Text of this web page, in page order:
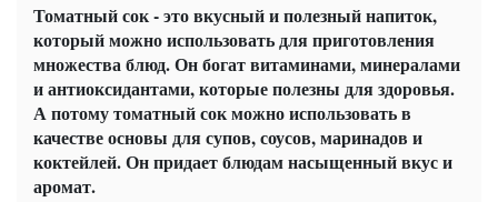
Томатный сок - это вкусный и полезный напиток,
который можно использовать для приготовления
множества блюд. Он богат витаминами, минералами
и антиоксидантами, которые полезны для здоровья.
А потому томатный сок можно использовать в
качестве основы для супов, соусов, маринадов и
коктейлей. Он придает блюдам насыщенный вкус и
аромат.